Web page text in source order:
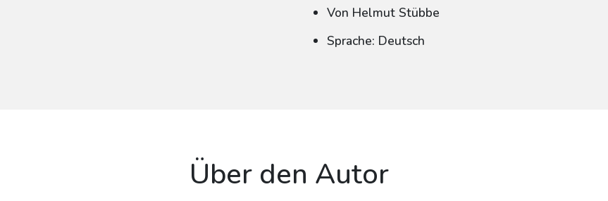
Von Helmut Stübbe
Sprache: Deutsch
Über den Autor